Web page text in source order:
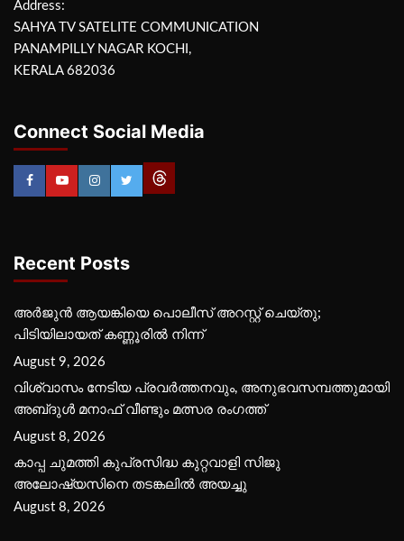
Address:
SAHYA TV SATELITE COMMUNICATION
PANAMPILLY NAGAR KOCHI,
KERALA 682036
Connect Social Media
Recent Posts
അർജുൻ ആയങ്കിയെ പൊലീസ് അറസ്റ്റ് ചെയ്‌തു;
പിടിയിലായത് കണ്ണൂരിൽ നിന്ന്
August 9, 2026
വിശ്വാസം നേടിയ പ്രവർത്തനവും, അനുഭവസമ്പത്തുമായി
അബ്‌ദുൾ മനാഫ് വീണ്ടും മത്സര രംഗത്ത്
August 8, 2026
കാപ്പ ചുമത്തി കുപ്രസിദ്ധ കുറ്റവാളി സിജു
അലോഷ്യസിനെ തടങ്കലിൽ അയച്ചു
August 8, 2026